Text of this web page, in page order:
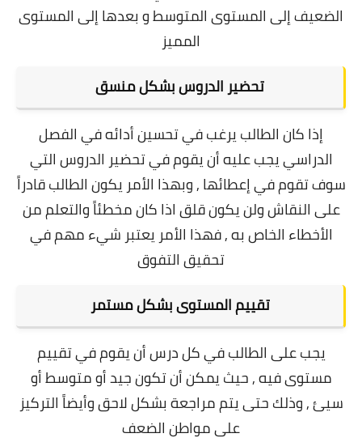
الضعيف إلى المستوى المتوسط و بعدها إلى المستوى
المميز
تحضير الدروس بشكل منسق
إذا كان الطالب يرغب في تحسين أدائه في الفصل
الدراسي يجب عليه أن يقوم في تحضير الدروس التي
سوف تقوم في إعطائها , وبهذا الأمر يكون الطالب قادراً
على النقاش ولن يكون قلق اذا كان مخطئاً والتعلم من
الأخطاء الخاص به , فهذا الأمر يعتبر شيء مهم في
تحقيق التفوق
تقييم المستوى بشكل مستمر
يجب على الطالب في كل درس أن يقوم في تقييم
مستوى فيه , حيث يمكن أن تكون جيد أو متوسط أو
سيئ , وذلك حتى يتم مراجعة بشكل لاحق وأيضاً التركيز
على مواطن الضعف